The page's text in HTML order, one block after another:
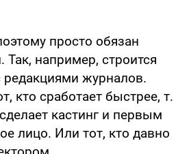
просто обязан
Так, например, строится
редакциями журналов.
кто сработает быстрее, т.
кастинг и первым
лицо. Или тот, кто давно